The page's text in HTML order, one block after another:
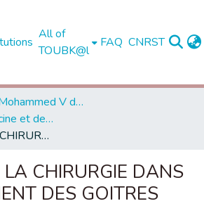
All of
TOUBK@l
FAQ CNRST
Université Mohammed V de Rabat
Faculté de Médecine et de Pharmacie - Rabat
INTERET DE LA CHIRURGIE DANS LE TRAITEMENT DES GOITRES BENINS CHEZ L'ENFANT
LA CHIRURGIE DANS
DES GOITRES